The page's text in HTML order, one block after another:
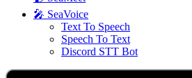
🎤 SeaVoice
Text To Speech
Speech To Text
Discord STT Bot